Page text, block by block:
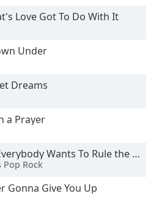
Love Got To Do With It
Under
Dreams
a Prayer
Wants To Rule the World
Pop Rock
Gonna Give You Up